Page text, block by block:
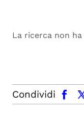
La ricerca non
Condividi
facebook